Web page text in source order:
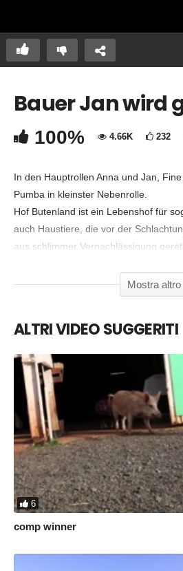
Copia Codice
Bauer Jan wird
100% 4.66K 232
In den Hauptrollen Anna und Jan,
Pumba in kleinster Nebenrolle.
Hof Butenland ist ein Lebenshof für
auch Haustiere, die vor der
aus schlimmer Vernachlässigung
sondern können das tun, wofür sie auf
Hof Butenland is a farmed animal
slaughter, neglect, exploitation and
Mostra altro
ALTRI VIDEO SUGGERITI
6
comp winner